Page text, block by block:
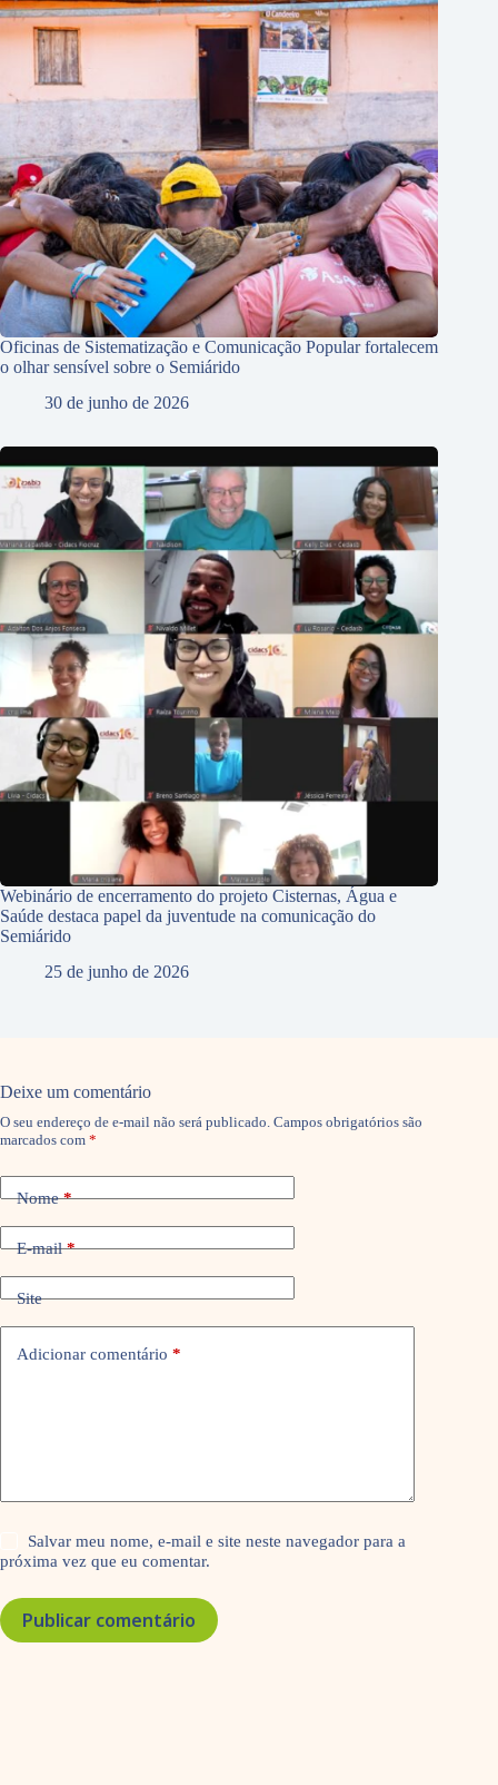
Oficinas de Sistematização e Comunicação Popular fortalecem
o olhar sensível sobre o Semiárido
30 de junho de 2026
Webinário de encerramento do projeto Cisternas, Água e
Saúde destaca papel da juventude na comunicação do
Semiárido
25 de junho de 2026
Deixe um comentário
O seu endereço de e-mail não será publicado. Campos obrigatórios são
marcados com *
Nome*
E-mail*
Site
Adicionar comentário *
Salvar meu nome, e-mail e site neste navegador para a
próxima vez que eu comentar.
Publicar comentário